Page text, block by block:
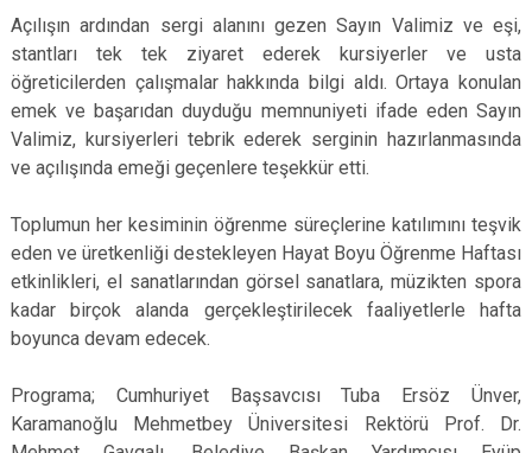
Açılışın ardından sergi alanını gezen Sayın Valimiz ve eşi,
stantları tek tek ziyaret ederek kursiyerler ve usta
öğreticilerden çalışmalar hakkında bilgi aldı. Ortaya konulan
emek ve başarıdan duyduğu memnuniyeti ifade eden Sayın
Valimiz, kursiyerleri tebrik ederek serginin hazırlanmasında
ve açılışında emeği geçenlere teşekkür etti.
Toplumun her kesiminin öğrenme süreçlerine katılımını teşvik
eden ve üretkenliği destekleyen Hayat Boyu Öğrenme Haftası
etkinlikleri, el sanatlarından görsel sanatlara, müzikten spora
kadar birçok alanda gerçekleştirilecek faaliyetlerle hafta
boyunca devam edecek.
Programa; Cumhuriyet Başsavcısı Tuba Ersöz Ünver,
Karamanoğlu Mehmetbey Üniversitesi Rektörü Prof. Dr.